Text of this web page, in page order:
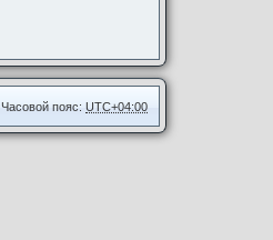
Часовой пояс: UTC+04:00